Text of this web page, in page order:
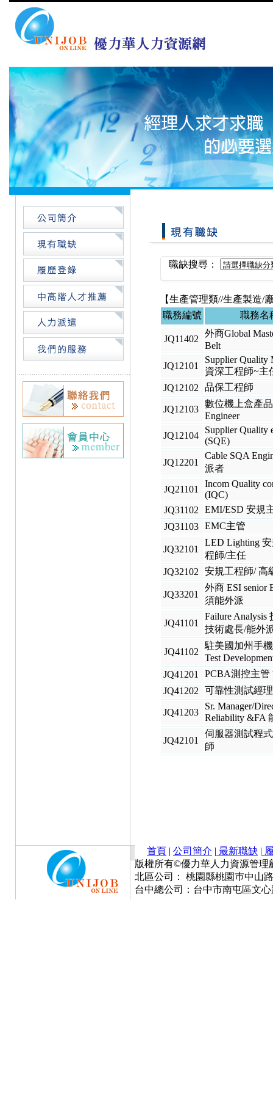
職缺搜尋：
【生產管理類//生產製造/
職務編號
職務名
JQ11402
外商Global
Belt
JQ12101
Supplier Quality
資深工程師~
JQ12102
品保工程師
JQ12103
數位機上盒產
Engineer
JQ12104
Supplier Quality
(SQE)
JQ12201
Cable SQA
派者
JQ21101
Incom Quality
(IQC)
JQ31102
EMI/ESD 安規
JQ31103 EMC主管
JQ32101
LED Lighting
程師/主任
JQ32102
安規工程師/ 高
JQ33201
外商 ESI senior
須能外派
JQ41101
Failure Analysis
技術處長/能外
JQ41102
駐美國加州手
Test
JQ41201
PCBA測控主
JQ41202
可靠性測試經
JQ41203
Sr. Manager/
Reliability &FA
JQ42101
伺服器測試程
師
首頁 | 公司簡介 | 最新職缺 |
版權所有©優力華人力資源管理
北區公司： 桃園縣桃園巿中山
台中總公司：台中市南屯區文